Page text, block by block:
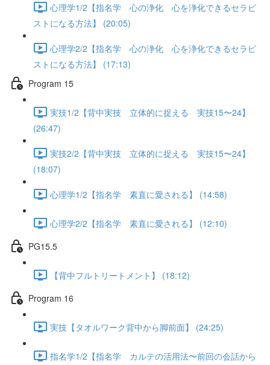
心理学1/2【指名学 心の浄化 心を浄化できるセラピ
ストになる方法】 (20:05)
心理学2/2【指名学 心の浄化 心を浄化できるセラピ
ストになる方法】 (17:13)
Program 15
実技1/2【背中実技 立体的に捉える 実技15〜24】
(26:47)
実技2/2【背中実技 立体的に捉える 実技15〜24】
(18:07)
心理学1/2【指名学 素直に愛される】 (14:58)
心理学2/2【指名学 素直に愛される】 (12:10)
PG15.5
【背中フルトリートメント】 (18:12)
Program 16
実技【タオルワーク背中から脚前面】 (24:25)
指名学1/2【指名学 カルテの活用法〜前回の会話から